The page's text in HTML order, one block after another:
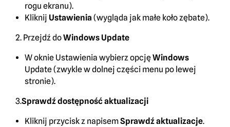
rogu ekranu).
Kliknij Ustawienia (wygląda jak małe koło zębate).
2. Przejdź doWindows Update
W oknie Ustawienia wybierz opcjęWindows
Update (zwykle w dolnej części menu po lewej
stronie).
3.Sprawdź dostępność aktualizacji
Kliknij przycisk z napisemSprawdź aktualizacje.